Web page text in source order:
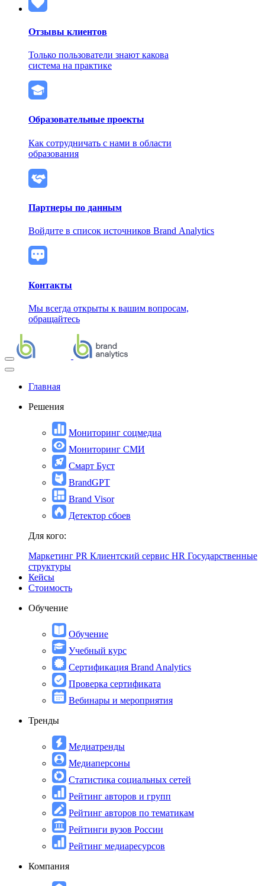
Отзывы клиентов
Только пользователи знают какова
система на практике
Образовательные проекты
Как сотрудничать с нами в области
образования
Партнеры по данным
Войдите в список источников Brand Analytics
Контакты
Мы всегда открыты к вашим вопросам,
обращайтесь
Главная
Решения
Мониторинг соцмедиа
Мониторинг СМИ
Смарт Буст
BrandGPT
Brand Visor
Детектор сбоев
Для кого:
Маркетинг PR Клиентский сервис HR Государственные
структуры
Кейсы
Стоимость
Обучение
Обучение
Учебный курс
Сертификация Brand Analytics
Проверка сертификата
Вебинары и мероприятия
Тренды
Медиатренды
Медиаперсоны
Статистика социальных сетей
Рейтинг авторов и групп
Рейтинг авторов по тематикам
Рейтинги вузов России
Рейтинг медиаресурсов
Компания